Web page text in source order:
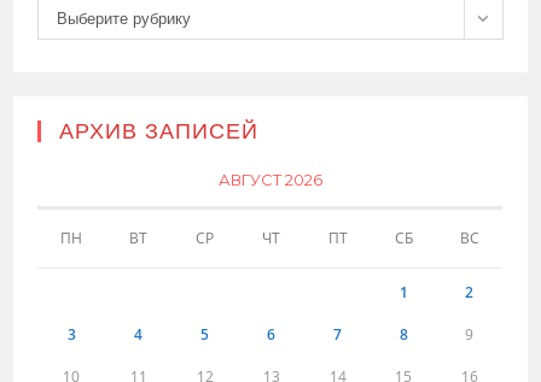
Рубрики
Выберите рубрику
АРХИВ ЗАПИСЕЙ
АВГУСТ 2026
ПН ВТ СР ЧТ ПТ СБ ВС
1 2
3 4 5 6 7 8 9
10 11 12 13 14 15 16